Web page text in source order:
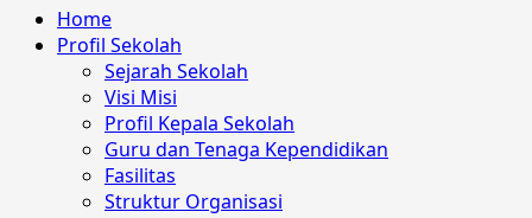
Primary
Menu
Home
Profil Sekolah
Sejarah Sekolah
Visi Misi
Profil Kepala Sekolah
Guru dan Tenaga Kependidikan
Fasilitas
Struktur Organisasi